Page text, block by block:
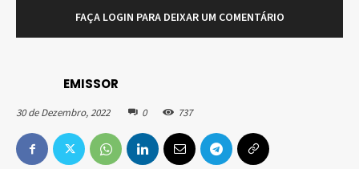
EMISSOR
30 de Dezembro, 2022 0 737
FAÇA LOGIN PARA DEIXAR UM COMENTÁRIO